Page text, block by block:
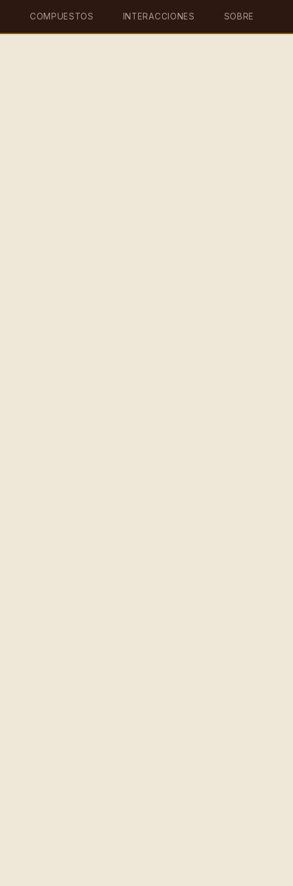
COMPUESTOS INTERACCIONES SOBRE